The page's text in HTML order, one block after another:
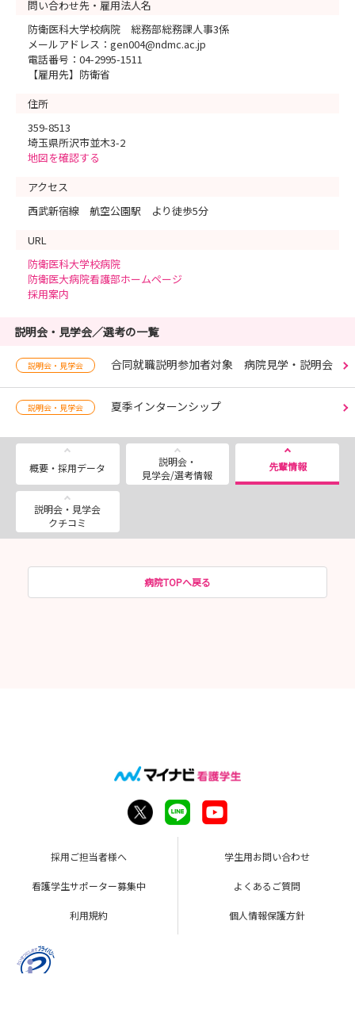
問い合わせ先・雇用法人名
防衛医科大学校病院 総務部総務課人事3係
メールアドレス：gen004@ndmc.ac.jp
電話番号：04-2995-1511
【雇用先】防衛省
住所
359-8513
埼玉県所沢市並木3-2
地図を確認する
アクセス
西武新宿線 航空公園駅 より徒歩5分
URL
防衛医科大学校病院
防衛医大病院看護部ホームページ
採用案内
説明会・見学会／選考の一覧
説明会・見学会 合同就職説明参加者対象 病院見学・説明会
説明会・見学会 夏季インターンシップ
概要・採用データ
説明会・
見学会/選考情報
先輩情報
説明会・見学会
クチコミ
病院TOPへ戻る
採用ご担当者様へ 学生用お問い合わせ
看護学生サポーター募集中 よくあるご質問
利用規約 個人情報保護方針